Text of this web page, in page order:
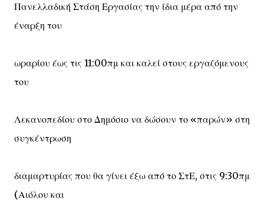
Πανελλαδική Στάση Εργασίας την ίδια μέρα από την
έναρξη του
ωραρίου έως τις 11:00πμ και καλεί στους εργαζόμενους
του
Λεκανοπεδίου στο Δημόσιο να δώσουν το «παρών» στη
συγκέντρωση
διαμαρτυρίας που θα γίνει έξω από το ΣτΕ, στις 9:30πμ
(Αιόλου και